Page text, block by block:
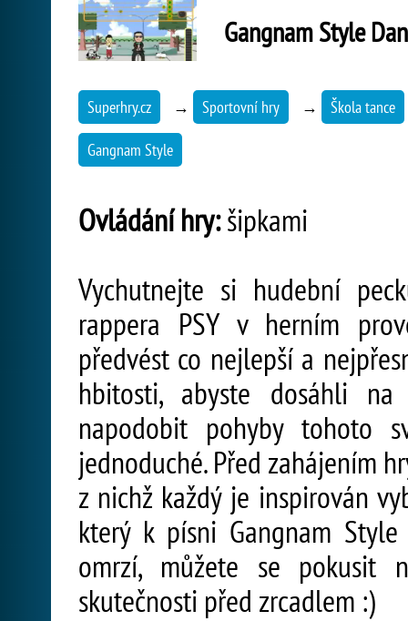
Gangnam Style
Superhry.cz → Sportovní hry → Škola tance
Gangnam Style
Ovládání hry:šipkami
Vychutnejte si hudební
rappera PSY v herním
předvést co nejlepší a
hbitosti, abyste dosáhli
napodobit pohyby tohoto
jednoduché. Před zahájením
z nichž každý je inspirován
který k písni Gangnam
omrzí, můžete se pokusit
skutečnosti před zrcadlem :)